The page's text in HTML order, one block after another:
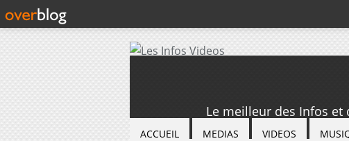
Le meilleur des Infos et
ACCUEIL MEDIAS VIDEOS